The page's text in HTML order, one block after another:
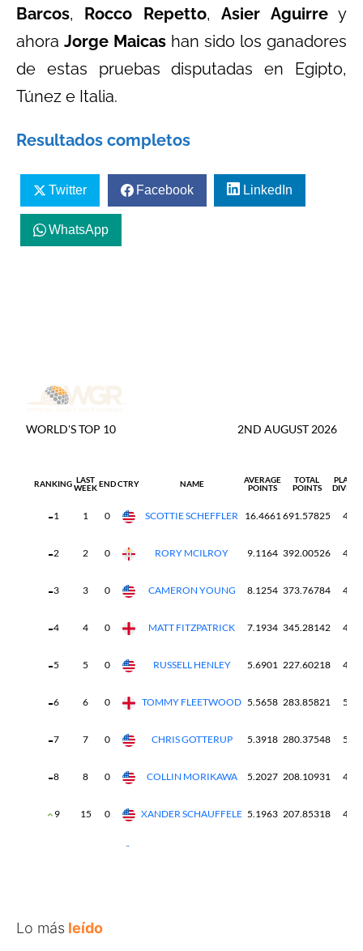
Barcos, Rocco Repetto,Asier Aguirrey
ahora Jorge Maicas han sido los ganadores
de estas pruebas disputadas en Egipto,
Túnez e Italia.
Resultados completos
Twitter Facebook LinkedIn
WhatsApp
Lo más leído